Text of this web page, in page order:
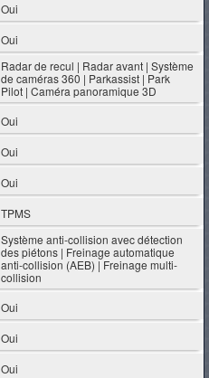
Oui
Oui
Radar de recul | Radar avant | Système
de caméras 360 | Parkassist | Park
Pilot | Caméra panoramique 3D
Oui
Oui
Oui
TPMS
Système anti-collision avec détection
des piétons | Freinage automatique
anti-collision (AEB) | Freinage multi-
collision
Oui
Oui
Oui